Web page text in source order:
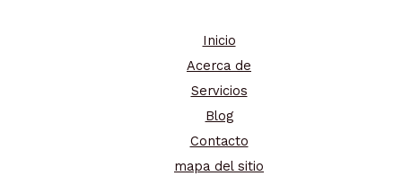
Inicio
Acerca de
Servicios
Blog
Contacto
mapa del sitio